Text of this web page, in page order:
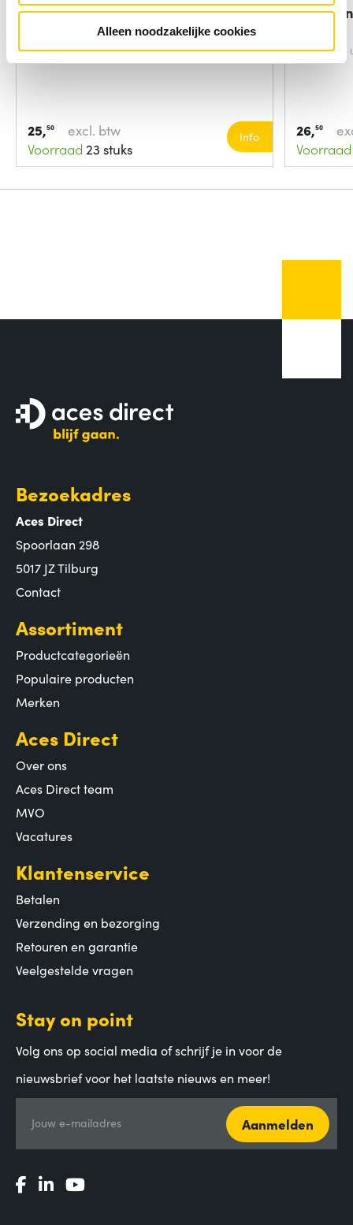
Alleen noodzakelijke cookies
Brennenstuhl Primera-Line 8 AC-
uitgang(en)
Aantal AC uitgangen:8 AC-uitgang(en)
25,50
excl. btw
Voorraad 23 stuks
Info
Aantal
26,50
Voorraad
Bezoekadres
Aces Direct
Spoorlaan 298
5017 JZ Tilburg
Contact
Assortiment
Productcategorieën
Populaire producten
Merken
Aces Direct
Over ons
Aces Direct team
MVO
Vacatures
Klantenservice
Betalen
Verzending en bezorging
Retouren en garantie
Veelgestelde vragen
Stay on point
Volg ons op social media of schrijf je in voor de
nieuwsbrief voor het laatste nieuws en meer!
Jouw e-mailadres Aanmelden